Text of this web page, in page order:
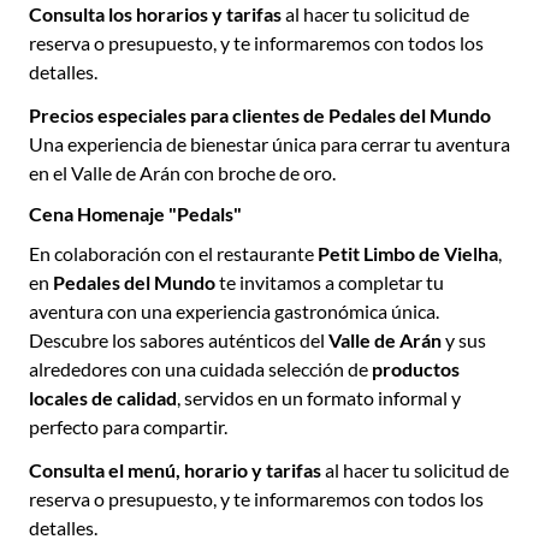
Consulta los horarios y tarifasal hacer tu solicitud de
reserva o presupuesto, y te informaremos con todos los
detalles.
Precios especiales para clientes de Pedales del Mundo
Una experiencia de bienestar única para cerrar tu aventura
en el Valle de Arán con broche de oro.
Cena Homenaje "Pedals"
En colaboración con el restaurante Petit Limbo de Vielha
en Pedales del Mundote invitamos a completar tu
aventura con una experiencia gastronómica única.
Descubre los sabores auténticos del Valle de Arány sus
alrededores con una cuidada selección de productos
locales de calidad , servidos en un formato informal y
perfecto para compartir.
Consulta el menú, horario y tarifasal hacer tu solicitud de
reserva o presupuesto, y te informaremos con todos los
detalles.